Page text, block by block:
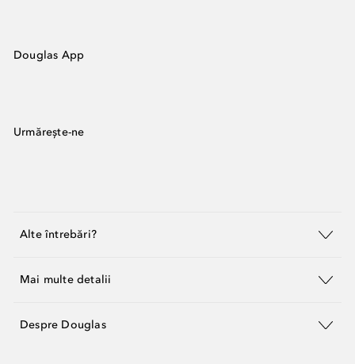
Douglas App
Urmărește-ne
Alte întrebări?
Mai multe detalii
Despre Douglas